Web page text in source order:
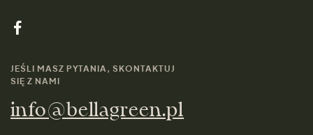
JEŚLI MASZ PYTANIA, SKONTAKTUJ
SIĘ Z NAMI
info@bellagreen.pl